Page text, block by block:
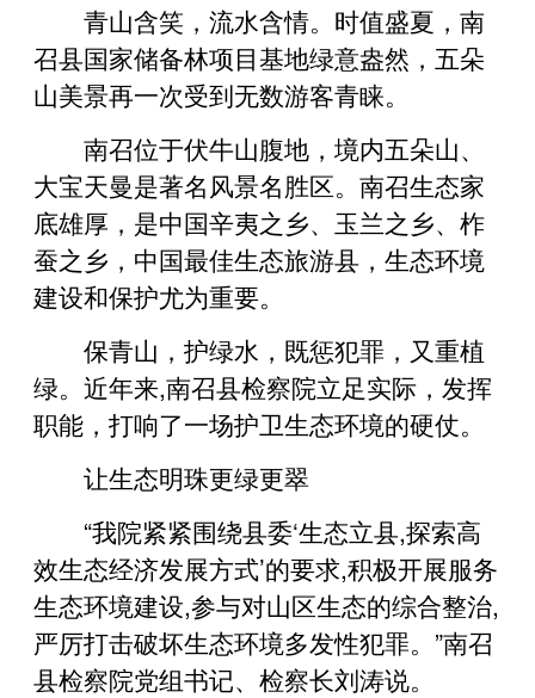
青山含笑，流水含情。时值盛夏，南
召县国家储备林项目基地绿意盎然，五朵
山美景再一次受到无数游客青睐。
南召位于伏牛山腹地，境内五朵山、
大宝天曼是著名风景名胜区。南召生态家
底雄厚，是中国辛夷之乡、玉兰之乡、柞
蚕之乡，中国最佳生态旅游县，生态环境
建设和保护尤为重要。
保青山，护绿水，既惩犯罪，又重植
绿。近年来,南召县检察院立足实际，发挥
职能，打响了一场护卫生态环境的硬仗。
让生态明珠更绿更翠
“我院紧紧围绕县委‘生态立县,探索高
效生态经济发展方式’的要求,积极开展服务
生态环境建设,参与对山区生态的综合整治,
严厉打击破坏生态环境多发性犯罪。”南召
县检察院党组书记、检察长刘涛说。